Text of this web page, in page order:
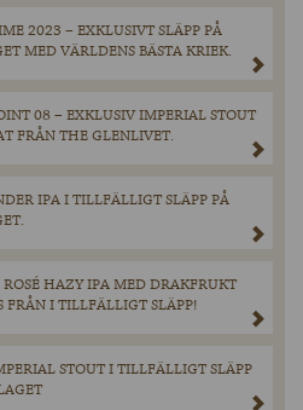
2023 – EXKLUSIVT SLÄPP PÅ
MED VÄRLDENS BÄSTA KRIEK.
08 – EXKLUSIV IMPERIAL STOUT
FRÅN THE GLENLIVET.
IPA I TILLFÄLLIGT SLÄPP PÅ
HAZY IPA MED DRAKFRUKT
FRÅN I TILLFÄLLIGT SLÄPP!
STOUT I TILLFÄLLIGT SLÄPP